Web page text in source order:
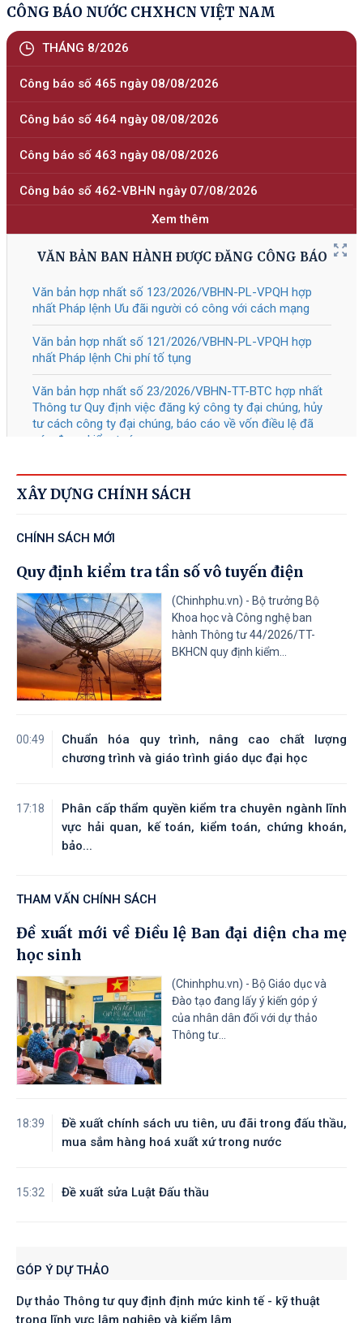
/NĐ-CP
05/08/2026
Nghị định số 118/2025/NĐ-CP ngày
09 tháng 6 năm 2025 của Chính phủ
cơ chế một cửa, một cửa liên thông
công quốc gia, được sửa đổi, bổ
sung bởi Nghị định số 367/2025/NĐ-
СР
308/2026/NĐ-CP
Quy định chi tiết một số điều của Luật
hỗ trợ của Nhà nước đối với doanh
nghiệp và Quỹ đào tạo nhân lực của
doanh nghiệp
Tài liệu đính kèm
05/08/2026
pháp luật của Thủ tướng Chính phủ
/QĐ-TTg
05/08/2026
Về Tiêu chí phân loại doanh nghiệp
để thực hiện cơ cấu lại vốn nhà nước
tại doanh nghiệp nhà nước, doanh
nghiệp có vốn nhà nước
Tài liệu đính kèm
31/CT-TTg
Về thực hiện các nhiệm vụ trọng tâm
Tài liệu đính kèm
XÂY DỰNG CHÍNH SÁCH
CHÍNH SÁCH MỚI
Quy định kiểm tra tần số vô tuyến điện
(Chinhphu.vn) - Bộ trưởng Bộ
Khoa học và Công nghệ ban
hành Thông tư 44/2026/TT-
BKHCN quy định kiểm...
00:49
Chuẩn hóa quy trình, nâng cao chất lượng
chương trình và giáo trình giáo dục đại học
17:18
Phân cấp thẩm quyền kiểm tra chuyên ngành lĩnh
vực hải quan, kế toán, kiểm toán, chứng khoán,
bảo...
THAM VẤN CHÍNH SÁCH
Đề xuất mới về Điều lệ Ban đại diện cha mẹ
học sinh
(Chinhphu.vn) - Bộ Giáo dục và
Đào tạo đang lấy ý kiến góp ý
của nhân dân đối với dự thảo
Thông tư...
18:39
Đề xuất chính sách ưu tiên, ưu đãi trong đấu thầu,
mua sắm hàng hoá xuất xứ trong nước
15:32 Đề xuất sửa Luật Đấu thầu
GÓP Ý DỰ THẢO
Dự thảo Thông tư quy định định mức kinh tế - kỹ thuật
trong lĩnh vực lâm nghiệp và kiểm lâm